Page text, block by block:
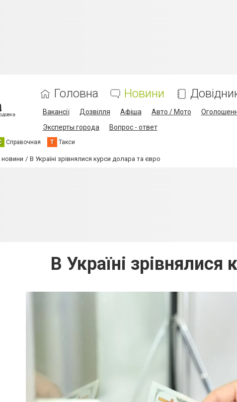
Головна Новини
Вакансії Дозвілля Афіша Авто / Мото
Эксперты города
Вопрос - ответ
Справочная Т Такси
новини В Україні зрівнялися курси долара та євро
В Україні